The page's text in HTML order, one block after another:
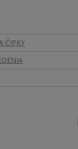
ČIPKY